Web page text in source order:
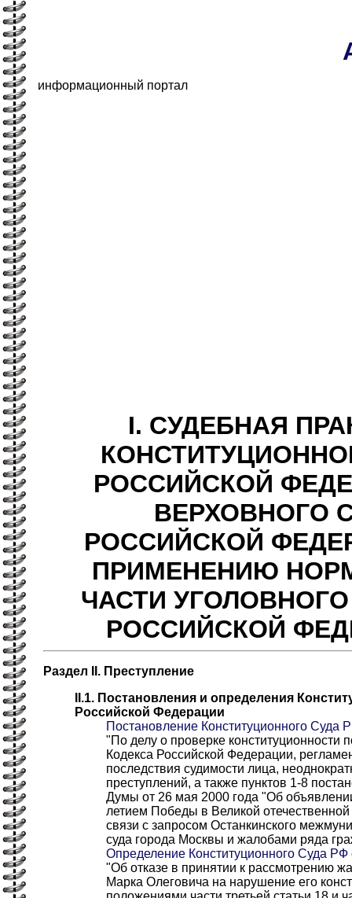
информационный портал
I. СУДЕБНАЯ
РОССИЙСКОЙ
ВЕРХОВНОГО
РОССИЙСКОЙ
ПРИМЕНЕНИЮ
ЧАСТИ
РОССИЙСКОЙ
Раздел II. Преступление
II.1. Постановления и определения
Российской Федерации
Постановление Конституционного Суда
"По делу о проверке конституционности
Кодекса Российской Федерации,
последствия судимости лица,
преступлений, а также пунктов 1-8
Думы от 26 мая 2000 года "Об
летием Победы в Великой
связи с запросом Останкинского
суда города Москвы и жалобами ряда
Определение Конституционного Суда РФ
"Об отказе в принятии к рассмотрению
Марка Олеговича на нарушение его